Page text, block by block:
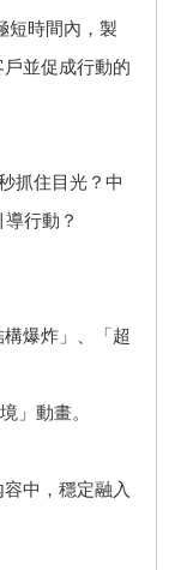
短時間內，製
並促成行動的
抓住目光？中
行動？
爆炸」、「超
」動畫。
中，穩定融入